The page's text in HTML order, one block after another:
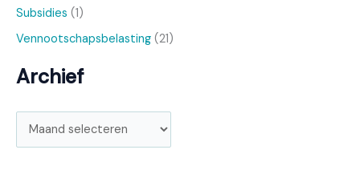
Subsidies (1)
Vennootschapsbelasting (21)
Archief